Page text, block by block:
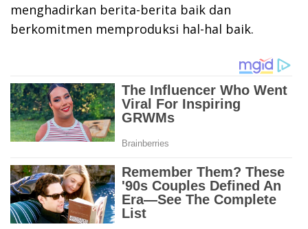
menghadirkan berita-berita baik dan
berkomitmen memproduksi hal-hal baik.